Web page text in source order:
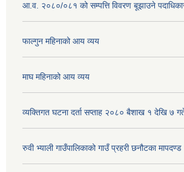
आ.व. २०८०/०८१ को सम्पत्ति विवरण बूझाउने
फाल्गुन महिनाको आय व्यय
माघ महिनाको आय व्यय
व्यक्तिगत घटना दर्ता सप्ताह २०८० बैशाख १ देखि ७
रुवी भ्याली गाउँपालिकाको गाउँ प्रहरी छनौटका मापदण्ड